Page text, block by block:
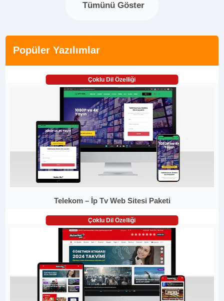
Tümünü Göster
Popüler Yazılımlar
Çoklu Dil Özelliği
Telekom – İp Tv Web Sitesi Paketi
Çoklu Dil Özelliği